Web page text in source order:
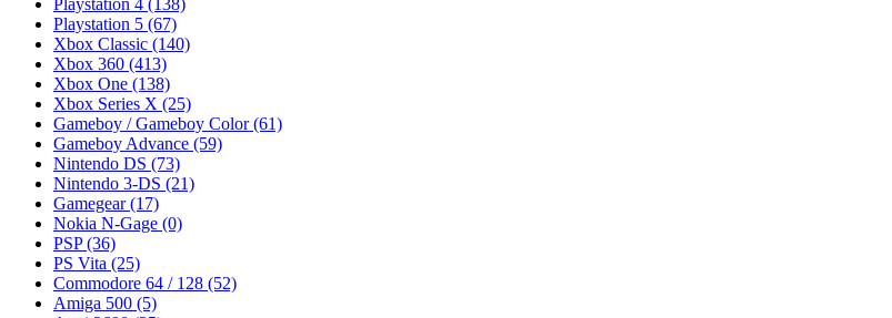
Playstation 4 (138)
Playstation 5 (67)
Xbox Classic (140)
Xbox 360 (413)
Xbox One (138)
Xbox Series X (25)
Gameboy / Gameboy Color(61)
Gameboy Advance (59)
Nintendo DS (73)
Nintendo 3-DS (21)
Gamegear(17)
Nokia N-Gage (0)
PSP(36)
PS Vita (25)
Commodore 64 / 128 (52)
Amiga 500 (5)